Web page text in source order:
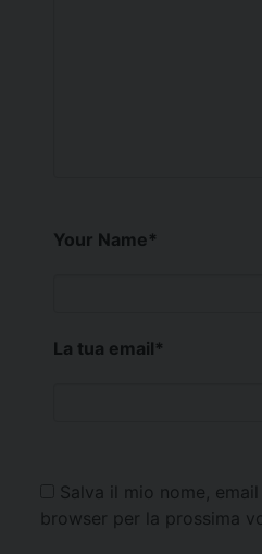
Your Name*
La tua email*
Salva il mio nome,
browser per la prossima